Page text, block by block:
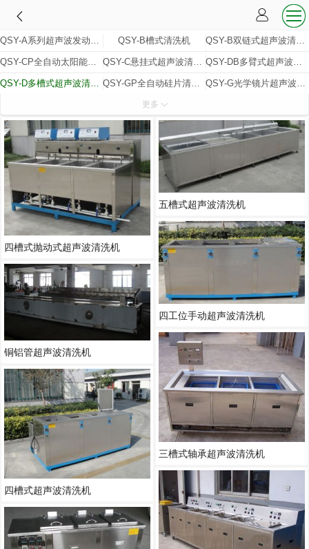
QSY-A系列超声波发动机专用清洗机 QSY-B槽式清洗机 QSY-B双链式超声波清洗机
QSY-CP全自动太阳能硅片插片机 QSY-C悬挂式超声波清洗机 QSY-DB多臂式超声波清洗机
QSY-D多槽式超声波清洗机 QSY-GP全自动硅片清洗机 QSY-G光学镜片超声波清洗机
QSY-L通过式超声波清洗机 QSY-SY实验室超声波清洗机
QSY-TJ全自动硅片脱胶机 QSY-T投入式超声波振板 QSY-XG全自动悬挂链超声波清洗线
QSY-Y线材超声波清洗机 污水低温浓缩设备 纯水设备
更多
四槽式抛动式超声波清洗机
铜铝管超声波清洗机
四槽式超声波清洗机
五槽式超声波清洗机
四工位手动超声波清洗机
三槽式轴承超声波清洗机